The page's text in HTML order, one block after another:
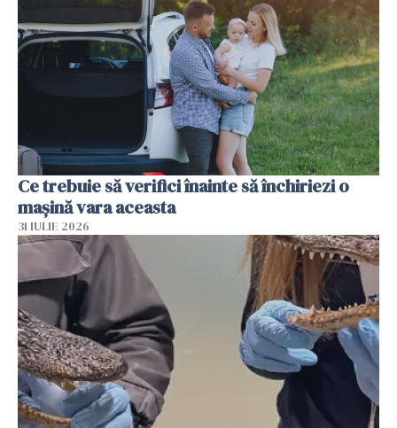
Ce trebuie să verifici înainte să închiriezi o
mașină vara aceasta
31 IULIE 2026